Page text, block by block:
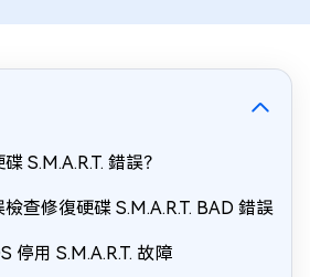
S.M.A.R.T. 錯誤？
查修復硬碟 S.M.A.R.T. BAD 錯誤
停用 S.M.A.R.T. 故障